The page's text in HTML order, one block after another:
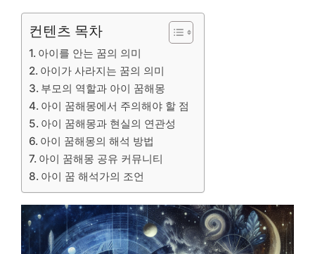
컨텐츠 목차
아이를 안는 꿈의 의미
아이가 사라지는 꿈의 의미
부모의 역할과 아이 꿈해몽
아이 꿈해몽에서 주의해야 할 점
아이 꿈해몽과 현실의 연관성
아이 꿈해몽의 해석 방법
아이 꿈해몽 공유 커뮤니티
아이 꿈 해석가의 조언